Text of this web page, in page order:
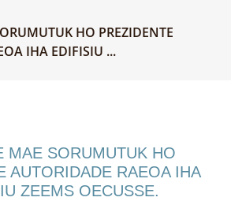
HO PREZIDENTE
IHA EDIFISIU ...
MAE SORUMUTUK HO
AUTORIDADE RAEOA IHA
ZEEMS OECUSSE.